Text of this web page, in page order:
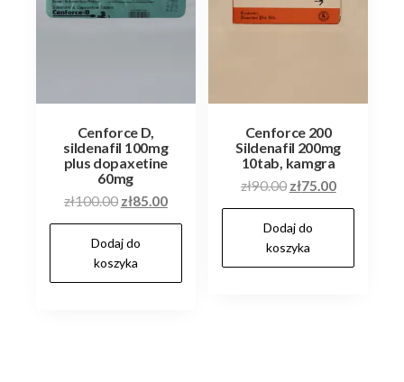
Cenforce D,
sildenafil 100mg
plus dopaxetine
60mg
zł100.00 Pierwotna
cena
wynosiła:
zł100.00.
zł85.00Aktualna
cena
Dodaj do
koszyka
Cenforce 200
Sildenafil 200mg
10tab, kamgra
zł90.00 Pierwotna
cena
wynosiła:
zł90.00.
zł75.00Aktualna
cena
Dodaj do
koszyka